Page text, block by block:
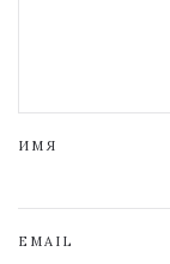
ИМЯ
EMAIL